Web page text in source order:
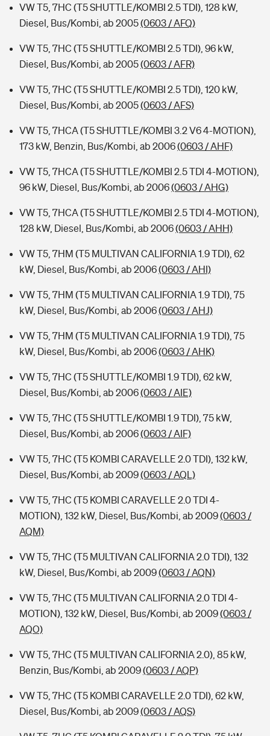
VW T5, 7HC (T5 SHUTTLE/KOMBI 2.5 TDI), 128 kW,
Diesel, Bus/Kombi, ab 2005(0603 / AFQ)
VW T5, 7HC (T5 SHUTTLE/KOMBI 2.5 TDI), 96 kW,
Diesel, Bus/Kombi, ab 2005(0603 / AFR)
VW T5, 7HC (T5 SHUTTLE/KOMBI 2.5 TDI), 120 kW,
Diesel, Bus/Kombi, ab 2005(0603 / AFS)
VW T5, 7HCA (T5 SHUTTLE/KOMBI 3.2 V6 4-MOTION),
173 kW, Benzin, Bus/Kombi, ab 2006(0603 / AHF)
VW T5, 7HCA (T5 SHUTTLE/KOMBI 2.5 TDI 4-MOTION),
96 kW, Diesel, Bus/Kombi, ab 2006(0603 / AHG)
VW T5, 7HCA (T5 SHUTTLE/KOMBI 2.5 TDI 4-MOTION),
128 kW, Diesel, Bus/Kombi, ab 2006(0603 / AHH)
VW T5, 7HM (T5 MULTIVAN CALIFORNIA 1.9 TDI), 62
kW, Diesel, Bus/Kombi, ab 2006(0603 / AHI)
VW T5, 7HM (T5 MULTIVAN CALIFORNIA 1.9 TDI), 75
kW, Diesel, Bus/Kombi, ab 2006(0603 / AHJ)
VW T5, 7HM (T5 MULTIVAN CALIFORNIA 1.9 TDI), 75
kW, Diesel, Bus/Kombi, ab 2006(0603 / AHK)
VW T5, 7HC (T5 SHUTTLE/KOMBI 1.9 TDI), 62 kW,
Diesel, Bus/Kombi, ab 2006(0603 / AIE)
VW T5, 7HC (T5 SHUTTLE/KOMBI 1.9 TDI), 75 kW,
Diesel, Bus/Kombi, ab 2006(0603 / AIF)
VW T5, 7HC (T5 KOMBI CARAVELLE 2.0 TDI), 132 kW,
Diesel, Bus/Kombi, ab 2009(0603 / AQL)
VW T5, 7HC (T5 KOMBI CARAVELLE 2.0 TDI 4-
MOTION), 132 kW, Diesel, Bus/Kombi, ab 2009(0603 /
AQM)
VW T5, 7HC (T5 MULTIVAN CALIFORNIA 2.0 TDI), 132
kW, Diesel, Bus/Kombi, ab 2009(0603 / AQN)
VW T5, 7HC (T5 MULTIVAN CALIFORNIA 2.0 TDI 4-
MOTION), 132 kW, Diesel, Bus/Kombi, ab 2009(0603 /
AQO)
VW T5, 7HC (T5 MULTIVAN CALIFORNIA 2.0), 85 kW,
Benzin, Bus/Kombi, ab 2009(0603 / AQP)
VW T5, 7HC (T5 KOMBI CARAVELLE 2.0 TDI), 62 kW,
Diesel, Bus/Kombi, ab 2009(0603 / AQS)